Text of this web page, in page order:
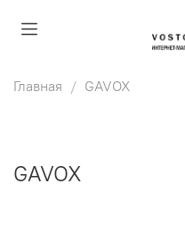
Главная GAVOX
GAVOX